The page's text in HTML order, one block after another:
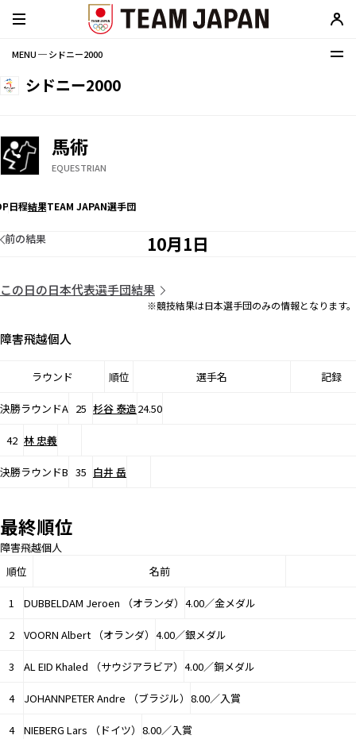
MENU ─ シドニー2000
シドニー2000
馬術
EQUESTRIAN
日程結果TEAM JAPAN選手団
10月1日
前の結果
この日の日本代表選手団結果
※競技結果は日本選手団のみの情報となります。
障害飛越個人
ラウンド 順位 選手名 記録
決勝ラウンドA 25 杉谷 泰造24.50
42 林 忠義
決勝ラウンドB 35 白井 岳
最終順位
障害飛越個人
順位
名前
1 DUBBELDAM Jeroen （オランダ） 4.00／金メダル
2 VOORN Albert （オランダ） 4.00／銀メダル
3 AL EID Khaled （サウジアラビア） 4.00／銅メダル
4 JOHANNPETER Andre （ブラジル） 8.00／入賞
4 NIEBERG Lars （ドイツ） 8.00／入賞